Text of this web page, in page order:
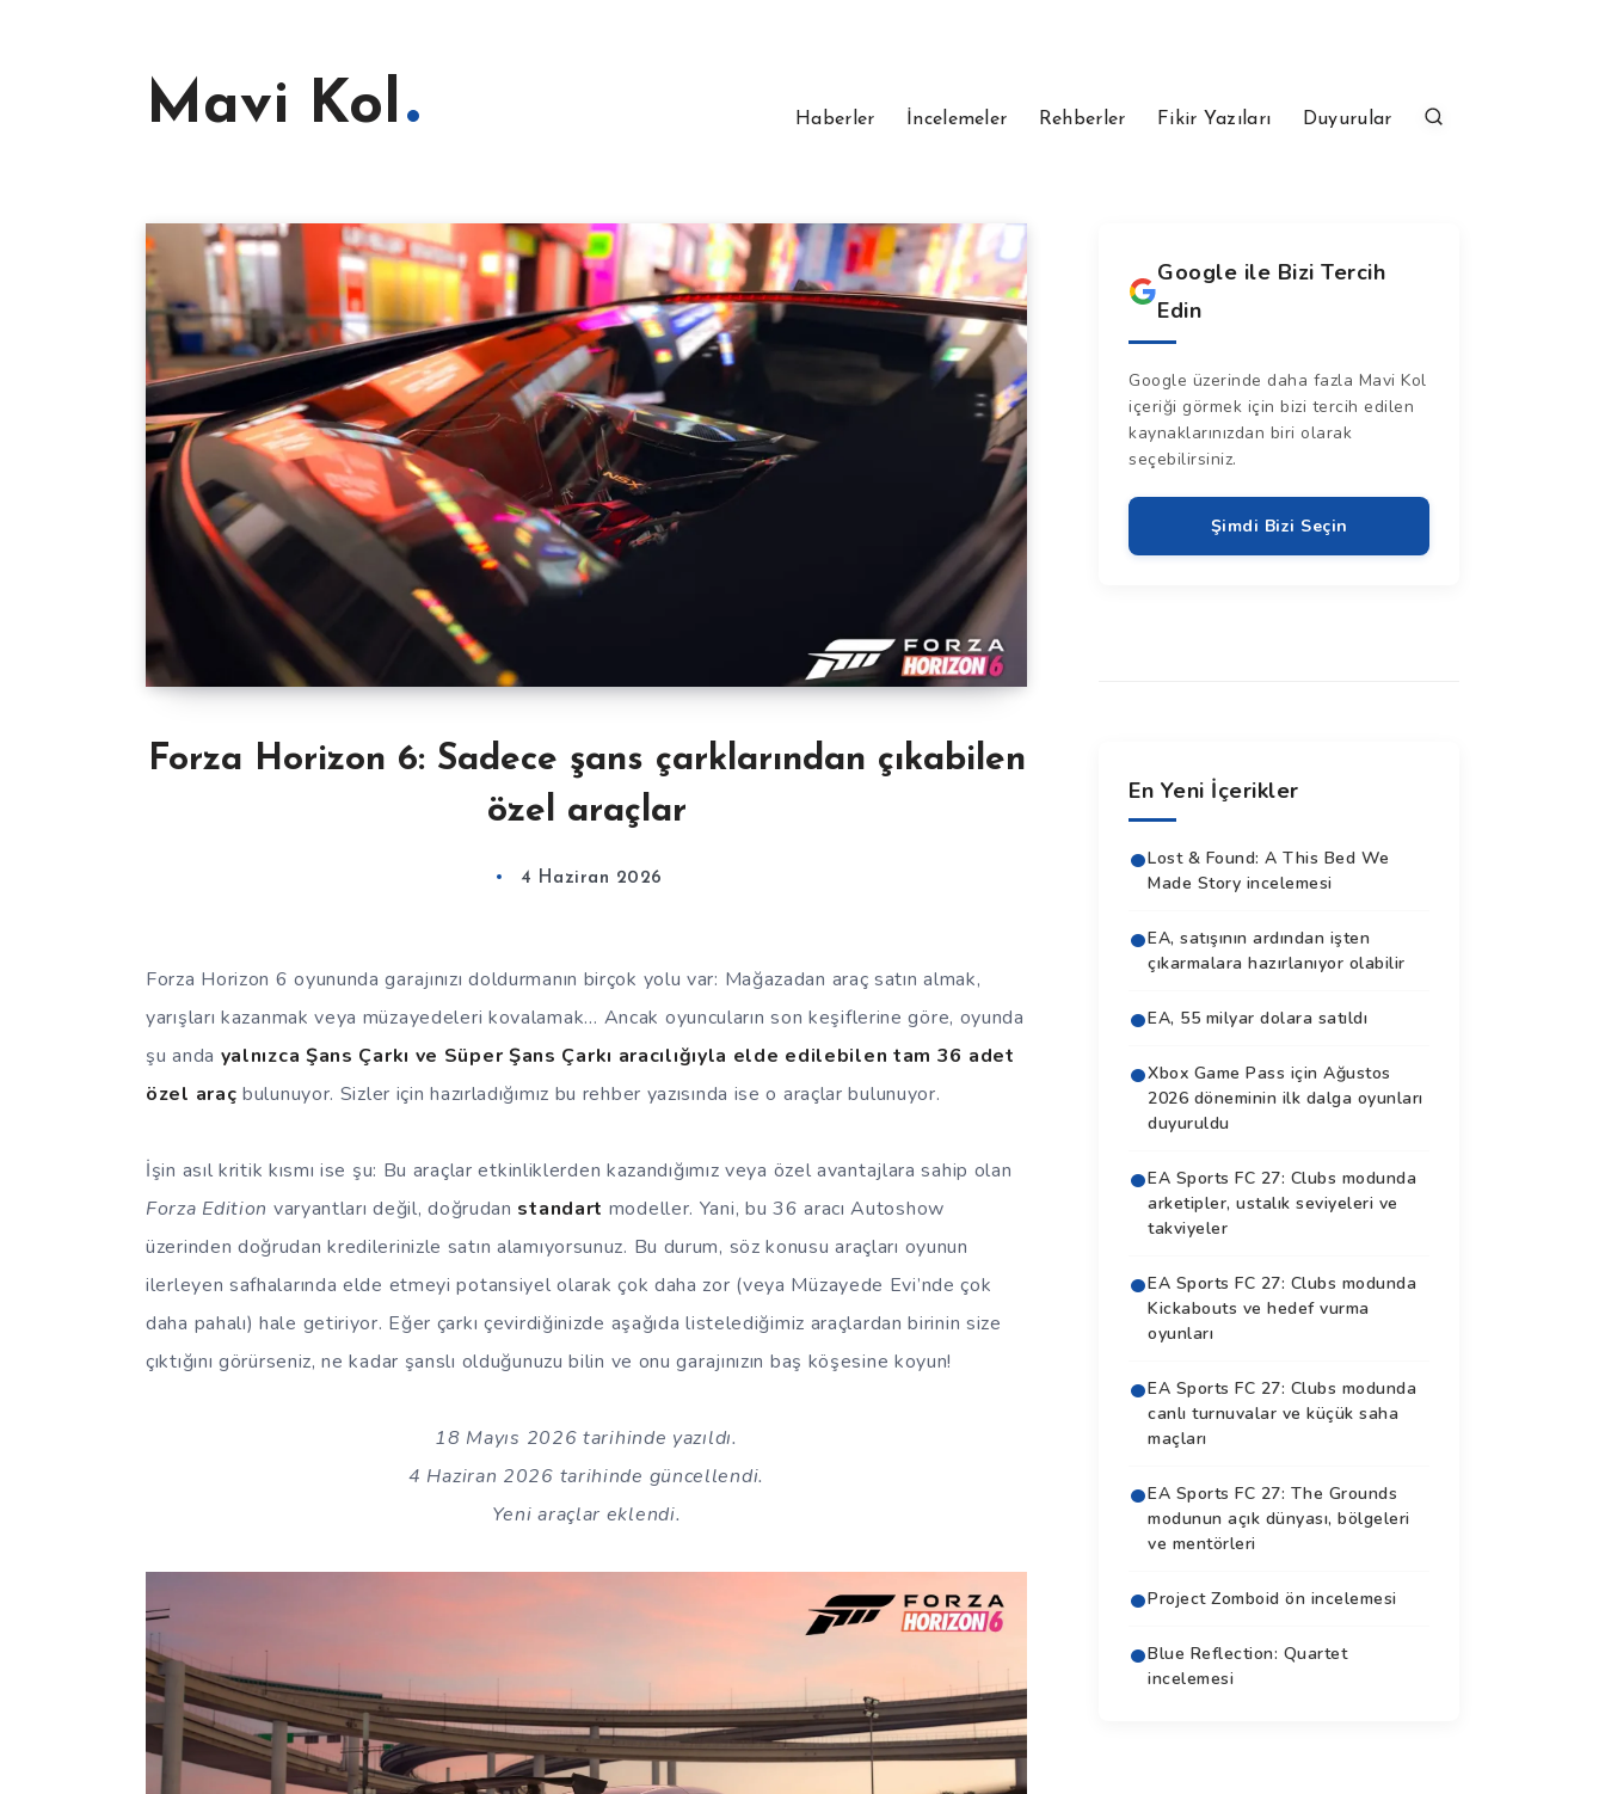
Mavi Kol Haberler İncelemeler Rehberler Fikir Yazıları Duyurular
Forza Horizon 6: Sadece şans çarklarından çıkabilen
özel araçlar
4 Haziran 2026
Forza Horizon 6 oyununda garajınızı doldurmanın birçok yolu var: Mağazadan araç satın almak,
yarışları kazanmak veya müzayedeleri kovalamak… Ancak oyuncuların son keşiflerine göre, oyunda
şu anda yalnızca Şans Çarkı ve Süper Şans Çarkı aracılığıyla elde edilebilen tam 36 adet
özel araç bulunuyor. Sizler için hazırladığımız bu rehber yazısında ise o araçlar bulunuyor.
İşin asıl kritik kısmı ise şu: Bu araçlar etkinliklerden kazandığımız veya özel avantajlara sahip olan
Forza Edition varyantları değil, doğrudan standart modeller. Yani, bu 36 aracı Autoshow
üzerinden doğrudan kredilerinizle satın alamıyorsunuz. Bu durum, söz konusu araçları oyunun
ilerleyen safhalarında elde etmeyi potansiyel olarak çok daha zor (veya Müzayede Evi’nde çok
daha pahalı) hale getiriyor. Eğer çarkı çevirdiğinizde aşağıda listelediğimiz araçlardan birinin size
çıktığını görürseniz, ne kadar şanslı olduğunuzu bilin ve onu garajınızın baş köşesine koyun!
18 Mayıs 2026 tarihinde yazıldı.
4 Haziran 2026 tarihinde güncellendi.
Yeni araçlar eklendi.
Google ile Bizi Tercih
Edin
Google üzerinde daha fazla Mavi Kol
içeriği görmek için bizi tercih edilen
kaynaklarınızdan biri olarak
seçebilirsiniz.
Şimdi Bizi Seçin
En Yeni İçerikler
Lost & Found: A This Bed We
Made Story incelemesi
EA, satışının ardından işten
çıkarmalara hazırlanıyor olabilir
EA, 55 milyar dolara satıldı
Xbox Game Pass için Ağustos
2026 döneminin ilk dalga oyunları
duyuruldu
EA Sports FC 27: Clubs modunda
arketipler, ustalık seviyeleri ve
takviyeler
EA Sports FC 27: Clubs modunda
Kickabouts ve hedef vurma
oyunları
EA Sports FC 27: Clubs modunda
canlı turnuvalar ve küçük saha
maçları
EA Sports FC 27: The Grounds
modunun açık dünyası, bölgeleri
ve mentörleri
Project Zomboid ön incelemesi
Blue Reflection: Quartet
incelemesi